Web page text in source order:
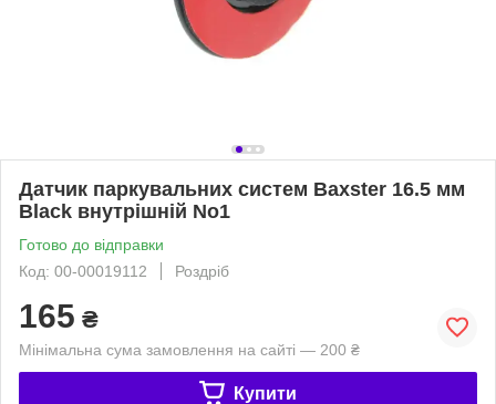
Датчик паркувальних систем Baxster 16.5 мм
Black внутрішній No1
Готово до відправки
Код: 00-00019112
Роздріб
165 ₴
Мінімальна сума замовлення на сайті — 200 ₴
Купити